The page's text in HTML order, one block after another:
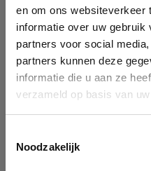
en om ons websiteverkeer
informatie over uw gebruik
partners voor social
partners kunnen deze
informatie die u aan ze
verzameld op basis van
Noodzakelijk
Identification
Please fill in your
You can search a company in
enterprise ID. When a
form. If you don't find your
See details
Ok